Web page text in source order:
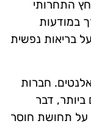
התחרותי
במודעות
בריאות נפשית
חברות
דבר
על תחושת חוסר